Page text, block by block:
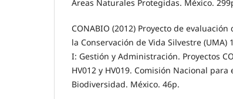
Áreas Naturales Protegidas. México.
CONABIO (2012) Proyecto de
la Conservación de Vida Silvestre (UMA)
I: Gestión y Administración. Proyectos
HV012 y HV019. Comisión Nacional
Biodiversidad. México. 46p.